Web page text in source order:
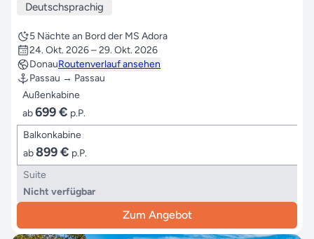
Deutschsprachig
5 Nächte an Bord der MS Adora
24. Okt. 2026 – 29. Okt. 2026
DonauRoutenverlauf ansehen
Passau → Passau
Außenkabine
ab699 € p.P.
Balkonkabine
ab899 € p.P.
Suite
Nicht verfügbar
Zum Angebot